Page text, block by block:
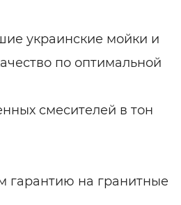
украинские мойки и
по оптимальной
смесителей в тон
гарантию на гранитные